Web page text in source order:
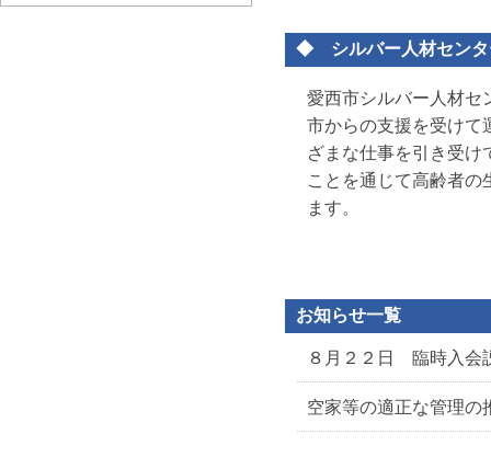
◆ シルバー人材センタ
愛西市シルバー人材セ
市からの支援を受けて
ざまな仕事を引き受け
ことを通じて高齢者の
ます。
お知らせ一覧
８月２２日 臨時入会
空家等の適正な管理の